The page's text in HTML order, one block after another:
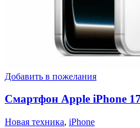
Добавить в пожелания
Смартфон Apple iPhone
Новая техника, iPhone